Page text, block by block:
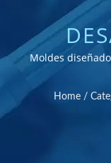
Moldes
durabilidad
Home /